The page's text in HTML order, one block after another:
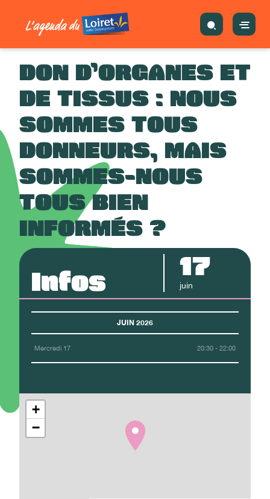
DON D’ORGANES ET
DE TISSUS : NOUS
SOMMES TOUS
DONNEURS, MAIS
SOMMES-NOUS
TOUS BIEN
INFORMÉS ?
Infos 17
juin
JUIN 2026
Mercredi 17 20:30 - 22:00
+
−